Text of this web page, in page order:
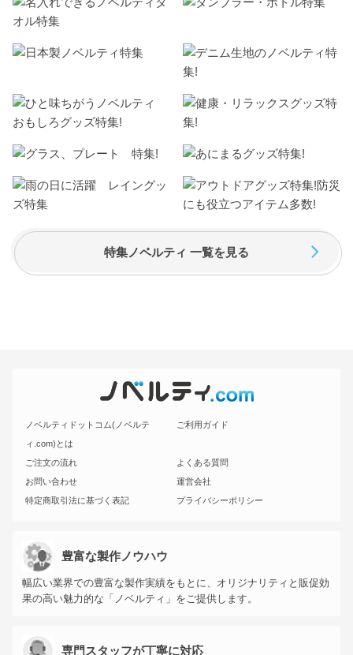
特集ノベルティ 一覧を見る
ノベルティドットコム(ノベルテ
ィ.com)とは
ご利用ガイド
ご注文の流れ
よくある質問
お問い合わせ
運営会社
特定商取引法に基づく表記
プライバシーポリシー
豊富な製作ノウハウ
幅広い業界での豊富な製作実績をもとに、オリジナリティと販促効
果の高い魅力的な「ノベルティ」をご提供します。
専門スタッフが丁寧に対応